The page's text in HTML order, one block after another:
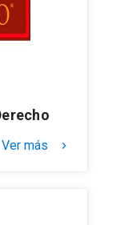
Ver más keyboard_arrow_right